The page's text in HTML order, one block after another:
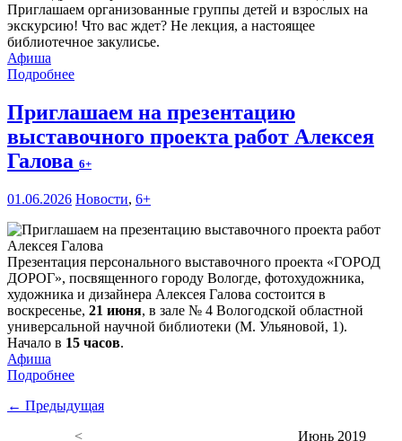
Приглашаем организованные группы детей и взрослых на
экскурсию! Что вас ждет? Не лекция, а настоящее
библиотечное закулисье.
Афиша
Подробнее
Приглашаем на презентацию
выставочного проекта работ Алексея
Галова 6+
01.06.2026 Новости, 6+
Презентация персонального выставочного проекта «ГОРОД
ДОРОГ», посвященного городу Вологде, фотохудожника,
художника и дизайнера Алексея Галова состоится в
воскресенье, 21 июня, в зале № 4 Вологодской областной
универсальной научной библиотеки (М. Ульяновой, 1).
Начало в 15 часов.
Афиша
Подробнее
← Предыдущая
<
Июнь 2019